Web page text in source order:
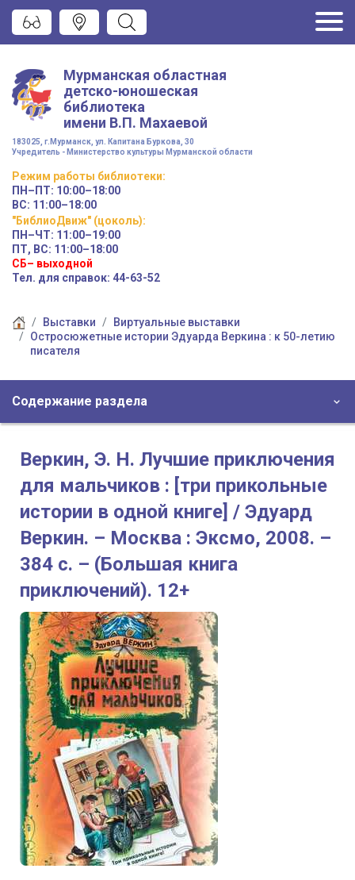
Мурманская областная
детско-юношеская
библиотека
имени В.П. Махаевой
183025, г.Мурманск, ул. Капитана Буркова, 30
Учредитель - Министерство культуры Мурманской области
Режим работы библиотеки:
ПН–ПТ: 10:00–18:00
ВС: 11:00–18:00
"БиблиоДвиж" (цоколь):
ПН–ЧТ: 11:00–19:00
ПТ, ВС: 11:00–18:00
СБ– выходной
Тел. для справок: 44-63-52
Выставки
Виртуальные выставки
Остросюжетные истории Эдуарда Веркина : к 50-летию
писателя
Содержание раздела
Веркин, Э. Н. Лучшие приключения
для мальчиков : [три прикольные
истории в одной книге] / Эдуард
Веркин. – Москва : Эксмо, 2008. –
384 с. – (Большая книга
приключений). 12+